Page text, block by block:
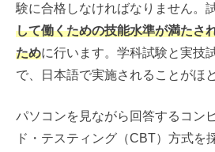
験に合格しなければなりません。
して働くための技能水準が満たさ
ために行います。学科試験と実技
で、日本語で実施されることがほ
パソコンを見ながら回答するコン
ド・テスティング（CBT）方式を